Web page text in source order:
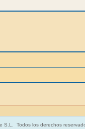
S.L. Todos los derechos